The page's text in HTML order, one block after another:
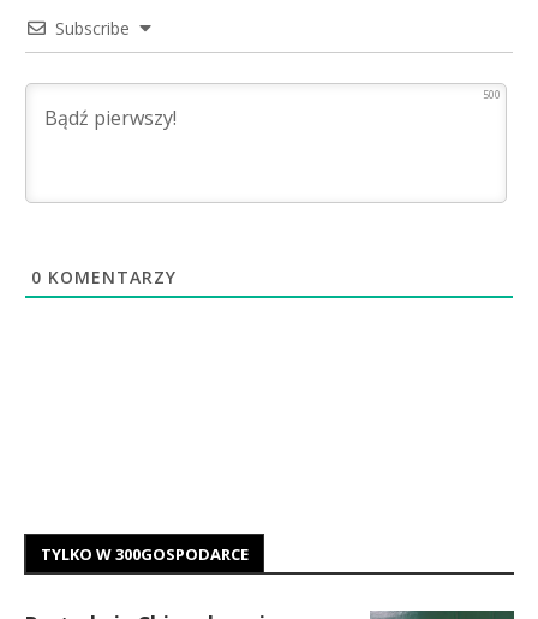
Subscribe
500
0 KOMENTARZY
TYLKO W 300GOSPODARCE